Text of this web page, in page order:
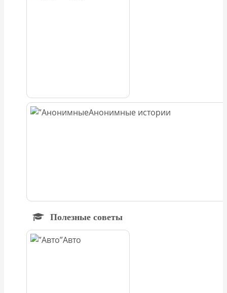
Анонимные истории
Полезные советы
Авто